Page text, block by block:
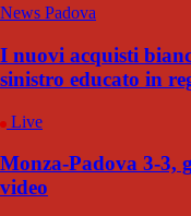
News Padova
I nuovi acquisti
sinistro educato in
Live
Monza-Padova 3-3,
video